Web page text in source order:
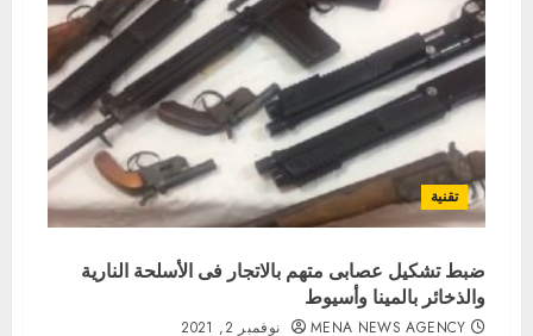
تقنية
ضبط تشكيل عصابى متهم بالاتجار فى الأسلحة النارية
والذخائر بالمينا وأسيوط
MENA NEWS AGENCY نوفمبر 2, 2021